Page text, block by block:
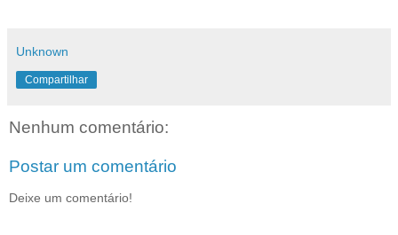
Unknown
Compartilhar
Nenhum comentário:
Postar um comentário
Deixe um comentário!